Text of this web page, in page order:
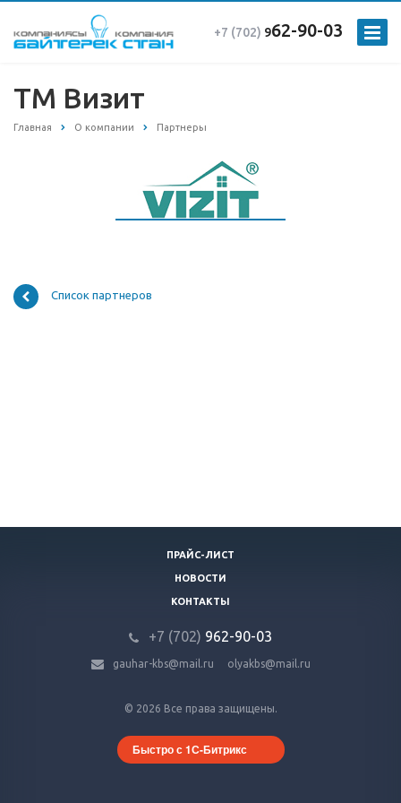
+7 (702) 962-90-03
ТМ Визит
Главная О компании Партнеры
Список партнеров
ПРАЙС-ЛИСТ
НОВОСТИ
КОНТАКТЫ
+7 (702) 962-90-03
gauhar-kbs@mail.ru olyakbs@mail.ru
© 2026 Все права защищены.
Быстро с 1С-Битрикс